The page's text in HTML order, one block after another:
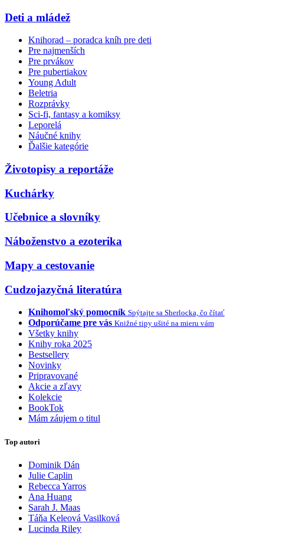
Deti a mládež
Knihorad – poradca kníh pre deti
Pre najmenších
Pre prvákov
Pre pubertiakov
Young Adult
Beletria
Rozprávky
Sci-fi, fantasy a komiksy
Leporelá
Náučné knihy
Ďalšie kategórie
Životopisy a reportáže
Kuchárky
Učebnice a slovníky
Náboženstvo a ezoterika
Mapy a cestovanie
Cudzojazyčná literatúra
Knihomoľský pomocník Spýtajte sa Sherlocka, čo čítať
Odporúčame pre vás Knižné tipy ušité na mieru vám
Všetky knihy
Knihy roka 2025
Bestsellery
Novinky
Pripravované
Akcie a zľavy
Kolekcie
BookTok
Mám záujem o titul
Top autori
Dominik Dán
Julie Caplin
Rebecca Yarros
Ana Huang
Sarah J. Maas
Táňa Keleová Vasilková
Lucinda Riley